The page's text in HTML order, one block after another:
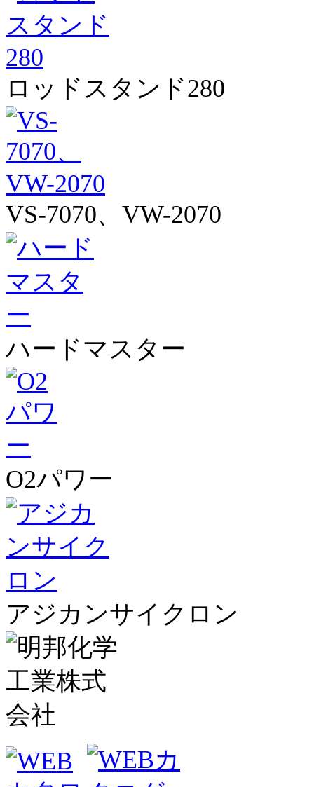
ロッドスタンド280
VS-7070、VW-2070
ハードマスター
O2パワー
アジカンサイクロン